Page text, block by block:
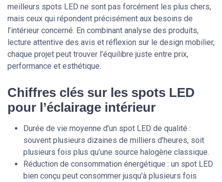
meilleurs spots LED ne sont pas forcément les plus chers,
mais ceux qui répondent précisément aux besoins de
l’intérieur concerné. En combinant analyse des produits,
lecture attentive des avis et réflexion sur le design mobilier,
chaque projet peut trouver l’équilibre juste entre prix,
performance et esthétique.
Chiffres clés sur les spots LED
pour l’éclairage intérieur
Durée de vie moyenne d’un spot LED de qualité :
souvent plusieurs dizaines de milliers d’heures, soit
plusieurs fois plus qu’une source halogène classique.
Réduction de consommation énergétique : un spot LED
bien conçu peut consommer jusqu’à plusieurs fois